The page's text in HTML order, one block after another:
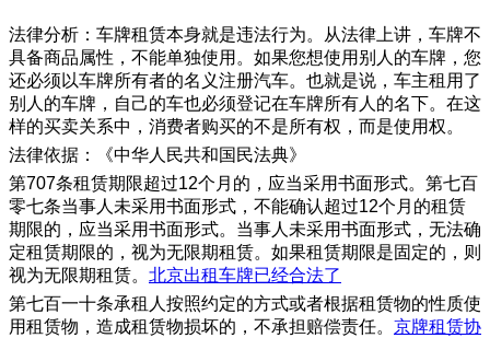
法律分析：车牌租赁本身就是违法行为。从法律上讲，车牌不
具备商品属性，不能单独使用。如果您想使用别人的车牌，您
还必须以车牌所有者的名义注册汽车。也就是说，车主租用了
别人的车牌，自己的车也必须登记在车牌所有人的名下。在这
样的买卖关系中，消费者购买的不是所有权，而是使用权。
法律依据：《中华人民共和国民法典》
第707条租赁期限超过12个月的，应当采用书面形式。第七百
零七条当事人未采用书面形式，不能确认超过12个月的租赁
期限的，应当采用书面形式。当事人未采用书面形式，无法确
定租赁期限的，视为无限期租赁。如果租赁期限是固定的，则
视为无限期租赁。 北京出租车牌已经合法了
第七百一十条承租人按照约定的方式或者根据租赁物的性质使
用租赁物，造成租赁物损坏的，不承担赔偿责任。 京牌租赁协